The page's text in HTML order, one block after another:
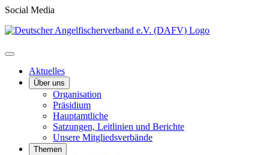
Social Media
Aktuelles
Über uns
Organisation
Präsidium
Hauptamtliche
Satzungen, Leitlinien und Berichte
Unsere Mitgliedsverbände
Themen